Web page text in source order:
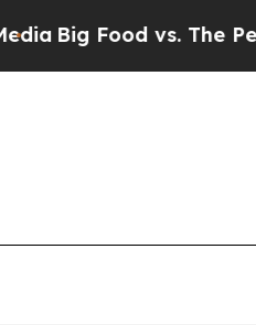
Big Food vs. The